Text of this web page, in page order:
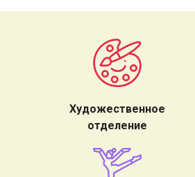
Художественное
отделение